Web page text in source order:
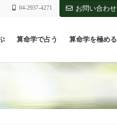
04-2937-4271 お問い合わせ
算命学で占う 算命学を極める